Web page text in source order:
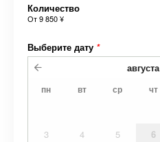
Количество
От9 850 ¥
Выберите дату *
августа
пн вт ср чт
3
4 5 6